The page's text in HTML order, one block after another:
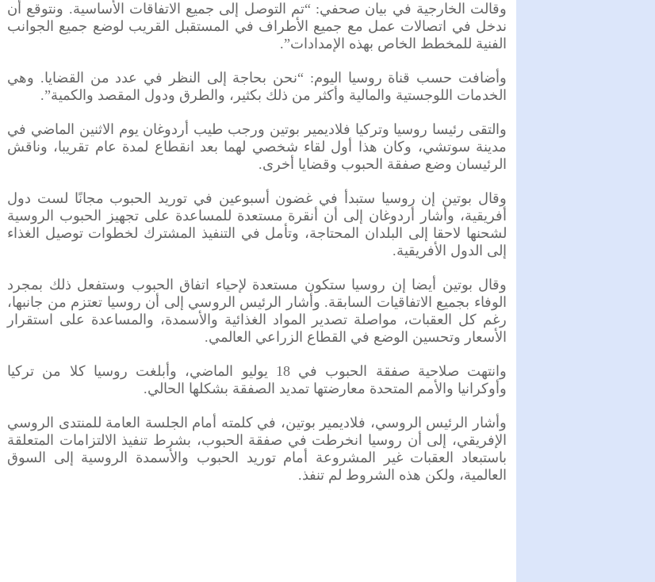
وقالت الخارجية في بيان صحفي: “تم التوصل إلى جميع الاتفاقات الأساسية. ونتوقع أن
ندخل في اتصالات عمل مع جميع الأطراف في المستقبل القريب لوضع جميع الجوانب
الفنية للمخطط الخاص بهذه الإمدادات”.
وأضافت حسب قناة روسيا اليوم: “نحن بحاجة إلى النظر في عدد من القضايا. وهي
الخدمات اللوجستية والمالية وأكثر من ذلك بكثير، والطرق ودول المقصد والكمية”.
والتقى رئيسا روسيا وتركيا فلاديمير بوتين ورجب طيب أردوغان يوم الاثنين الماضي في
مدينة سوتشي، وكان هذا أول لقاء شخصي لهما بعد انقطاع لمدة عام تقريبا، وناقش
الرئيسان وضع صفقة الحبوب وقضايا أخرى.
وقال بوتين إن روسيا ستبدأ في غضون أسبوعين في توريد الحبوب مجانًا لست دول
أفريقية، وأشار أردوغان إلى أن أنقرة مستعدة للمساعدة على تجهيز الحبوب الروسية
لشحنها لاحقا إلى البلدان المحتاجة، وتأمل في التنفيذ المشترك لخطوات توصيل الغذاء
إلى الدول الأفريقية.
وقال بوتين أيضا إن روسيا ستكون مستعدة لإحياء اتفاق الحبوب وستفعل ذلك بمجرد
الوفاء بجميع الاتفاقيات السابقة. وأشار الرئيس الروسي إلى أن روسيا تعتزم من جانبها،
رغم كل العقبات، مواصلة تصدير المواد الغذائية والأسمدة، والمساعدة على استقرار
الأسعار وتحسين الوضع في القطاع الزراعي العالمي.
وانتهت صلاحية صفقة الحبوب في 18 يوليو الماضي، وأبلغت روسيا كلا من تركيا
وأوكرانيا والأمم المتحدة معارضتها تمديد الصفقة بشكلها الحالي.
وأشار الرئيس الروسي، فلاديمير بوتين، في كلمته أمام الجلسة العامة للمنتدى الروسي
الإفريقي، إلى أن روسيا انخرطت في صفقة الحبوب، بشرط تنفيذ الالتزامات المتعلقة
باستبعاد العقبات غير المشروعة أمام توريد الحبوب والأسمدة الروسية إلى السوق
العالمية، ولكن هذه الشروط لم تنفذ.